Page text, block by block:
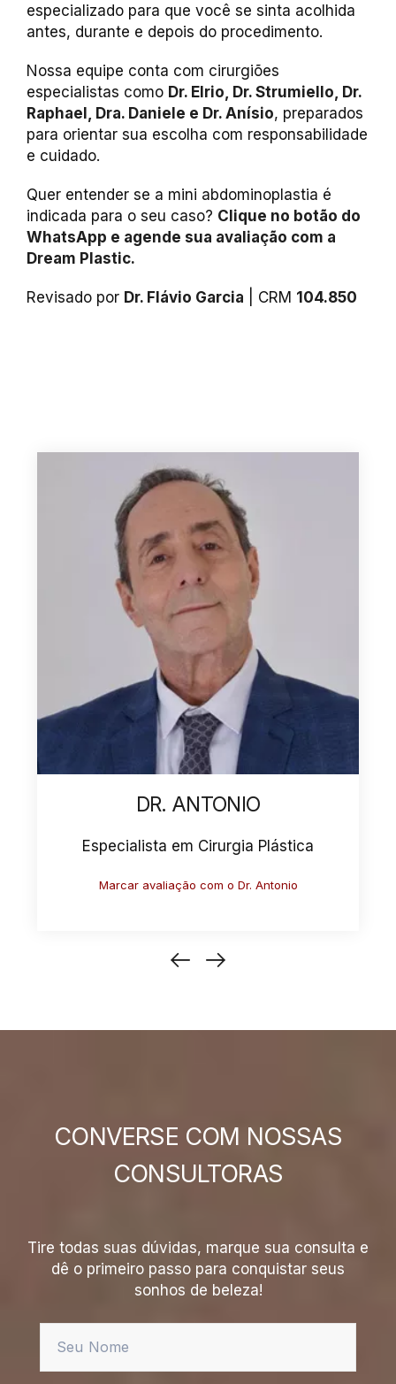
especializado para que você se sinta acolhida
antes, durante e depois do procedimento.
Nossa equipe conta com cirurgiões
especialistas como Dr. Elrio, Dr. Strumiello, Dr.
Raphael, Dra. Daniele e Dr. Anísio, preparados
para orientar sua escolha com responsabilidade
e cuidado.
Quer entender se a mini abdominoplastia é
indicada para o seu caso? Clique no botão do
WhatsApp e agende sua avaliação com a
Dream Plastic.
Revisado por Dr. Flávio Garcia | CRM 104.850
DR. ANTONIO
Especialista em Cirurgia Plástica
Marcar avaliação com o Dr. Antonio
CONVERSE COM NOSSAS
CONSULTORAS
Tire todas suas dúvidas, marque sua consulta e
dê o primeiro passo para conquistar seus
sonhos de beleza!